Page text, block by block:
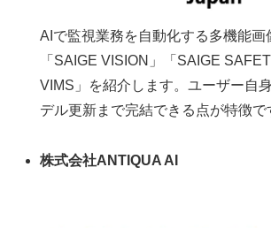
AIで監視業務を自動化する多機能画
「SAIGE VISION」「SAIGE
VIMS」を紹介します。ユーザー自
デル更新まで完結できる点が特徴で
株式会社ANTIQUA AI